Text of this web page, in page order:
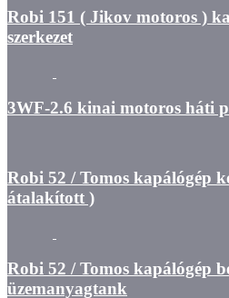
Robi 151 ( Jikov motoros )
szerkezet
3WF-2.6 kinai motoros háti
Robi 52 / Tomos kapálógép
átalakított )
Robi 52 / Tomos kapálógép
üzemanyagtank